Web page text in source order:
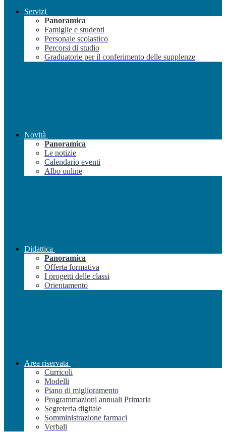
Servizi
Panoramica
Famiglie e studenti
Personale scolastico
Percorsi di studio
Graduatorie per il conferimento delle supplenze
Novità
Panoramica
Le notizie
Calendario eventi
Albo online
Didattica
Panoramica
Offerta formativa
I progetti delle classi
Orientamento
Area riservata
Curricoli
Modelli
Piano di miglioramento
Programmazioni annuali Primaria
Segreteria digitale
Somministrazione farmaci
Verbali